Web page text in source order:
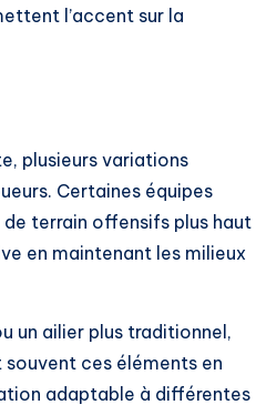
l’accent sur la
plusieurs variations
Certaines équipes
terrain offensifs plus haut
en maintenant les milieux
un ailier plus traditionnel,
ces éléments en
adaptable à différentes